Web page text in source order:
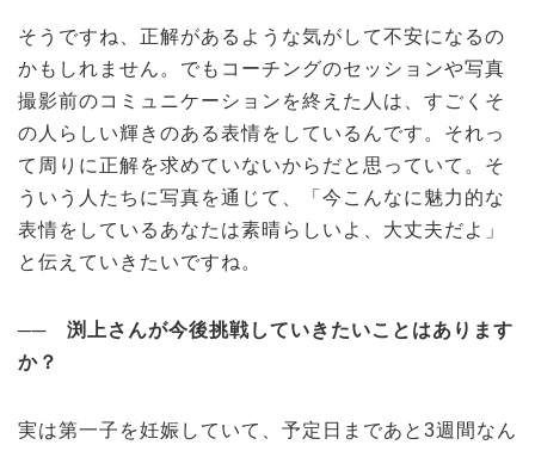
そうですね、正解があるような気がして不安になるの
かもしれません。でもコーチングのセッションや写真
撮影前のコミュニケーションを終えた人は、すごくそ
の人らしい輝きのある表情をしているんです。それっ
て周りに正解を求めていないからだと思っていて。そ
ういう人たちに写真を通じて、「今こんなに魅力的な
表情をしているあなたは素晴らしいよ、大丈夫だよ」
と伝えていきたいですね。
── 渕上さんが今後挑戦していきたいことはあります
か？
実は第一子を妊娠していて、予定日まであと3週間なん